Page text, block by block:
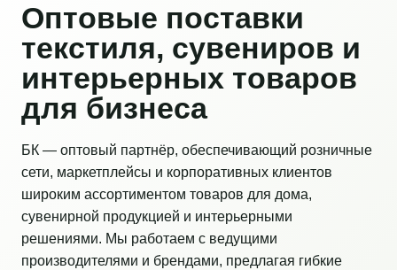
Оптовые поставки
текстиля, сувениров и
интерьерных товаров
для бизнеса
БК — оптовый партнёр, обеспечивающий розничные
сети, маркетплейсы и корпоративных клиентов
широким ассортиментом товаров для дома,
сувенирной продукцией и интерьерными
решениями. Мы работаем с ведущими
производителями и брендами, предлагая гибкие